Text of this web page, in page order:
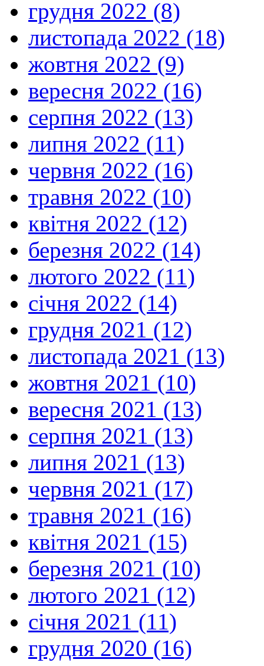
грудня 2022 (8)
листопада 2022 (18)
жовтня 2022 (9)
вересня 2022 (16)
серпня 2022 (13)
липня 2022 (11)
червня 2022 (16)
травня 2022 (10)
квітня 2022 (12)
березня 2022 (14)
лютого 2022 (11)
січня 2022 (14)
грудня 2021 (12)
листопада 2021 (13)
жовтня 2021 (10)
вересня 2021 (13)
серпня 2021 (13)
липня 2021 (13)
червня 2021 (17)
травня 2021 (16)
квітня 2021 (15)
березня 2021 (10)
лютого 2021 (12)
січня 2021 (11)
грудня 2020 (16)